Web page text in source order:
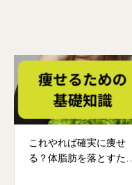
これやれば確実に痩せ
る？体脂肪を落とすため